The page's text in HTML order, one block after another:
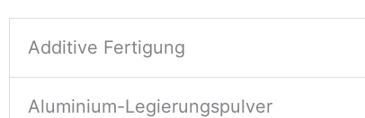
Additive Fertigung
Aluminium-Legierungspulver